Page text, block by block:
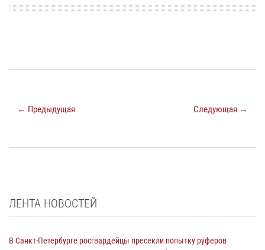
← Предыдущая Следующая →
ЛЕНТА НОВОСТЕЙ
В Санкт-Петербурге росгвардейцы пресекли попытку руферов